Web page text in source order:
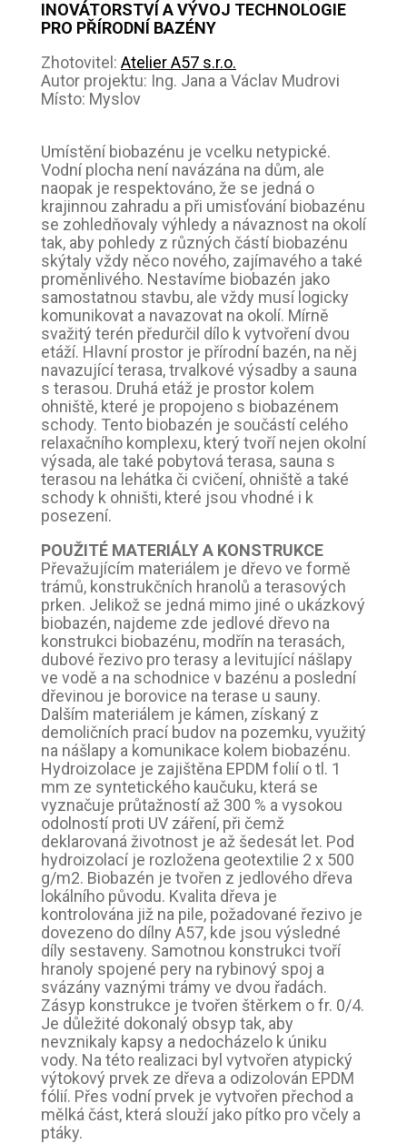
INOVÁTORSTVÍ A VÝVOJ TECHNOLOGIE
PRO PŘÍRODNÍ BAZÉNY
Zhotovitel: Atelier A57 s.r.o.
Autor projektu: Ing. Jana a Václav Mudrovi
Místo: Myslov
Umístění biobazénu je vcelku netypické.
Vodní plocha není navázána na dům, ale
naopak je respektováno, že se jedná o
krajinnou zahradu a při umisťování biobazénu
se zohledňovaly výhledy a návaznost na okolí
tak, aby pohledy z různých částí biobazénu
skýtaly vždy něco nového, zajímavého a také
proměnlivého. Nestavíme biobazén jako
samostatnou stavbu, ale vždy musí logicky
komunikovat a navazovat na okolí. Mírně
svažitý terén předurčil dílo k vytvoření dvou
etáží. Hlavní prostor je přírodní bazén, na něj
navazující terasa, trvalkové výsadby a sauna
s terasou. Druhá etáž je prostor kolem
ohniště, které je propojeno s biobazénem
schody. Tento biobazén je součástí celého
relaxačního komplexu, který tvoří nejen okolní
výsada, ale také pobytová terasa, sauna s
terasou na lehátka či cvičení, ohniště a také
schody k ohništi, které jsou vhodné i k
posezení.
POUŽITÉ MATERIÁLY A KONSTRUKCE
Převažujícím materiálem je dřevo ve formě
trámů, konstrukčních hranolů a terasových
prken. Jelikož se jedná mimo jiné o ukázkový
biobazén, najdeme zde jedlové dřevo na
konstrukci biobazénu, modřín na terasách,
dubové řezivo pro terasy a levitující nášlapy
ve vodě a na schodnice v bazénu a poslední
dřevinou je borovice na terase u sauny.
Dalším materiálem je kámen, získaný z
demoličních prací budov na pozemku, využitý
na nášlapy a komunikace kolem biobazénu.
Hydroizolace je zajištěna EPDM folií o tl. 1
mm ze syntetického kaučuku, která se
vyznačuje průtažností až 300 % a vysokou
odolností proti UV záření, při čemž
deklarovaná životnost je až šedesát let. Pod
hydroizolací je rozložena geotextilie 2 x 500
g/m2. Biobazén je tvořen z jedlového dřeva
lokálního původu. Kvalita dřeva je
kontrolována již na pile, požadované řezivo je
dovezeno do dílny A57, kde jsou výsledné
díly sestaveny. Samotnou konstrukci tvoří
hranoly spojené pery na rybinový spoj a
svázány vaznými trámy ve dvou řadách.
Zásyp konstrukce je tvořen štěrkem o fr. 0/4.
Je důležité dokonalý obsyp tak, aby
nevznikaly kapsy a nedocházelo k úniku
vody. Na této realizaci byl vytvořen atypický
výtokový prvek ze dřeva a odizolován EPDM
fólií. Přes vodní prvek je vytvořen přechod a
mělká část, která slouží jako pítko pro včely a
ptáky.